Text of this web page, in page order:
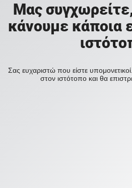
Μας
κάνουμε κάποια
Σας ευχαριστώ που είστε
στον ιστότοπο και θα